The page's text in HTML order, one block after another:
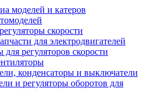
моделей и катеров
скорости
для электродвигателей
регуляторов скорости
конденсаторы и выключатели
и регуляторы оборотов для